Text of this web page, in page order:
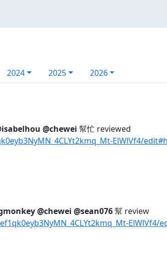
2024 2025 2026
@chewei 幫忙 reviewed
ElWlVf4/
@chewei @sean076幫 review
ElWlVf4/